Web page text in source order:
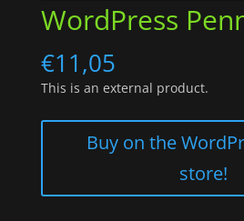
WordPress
€11,05
This is an external product.
Buy on the
store!